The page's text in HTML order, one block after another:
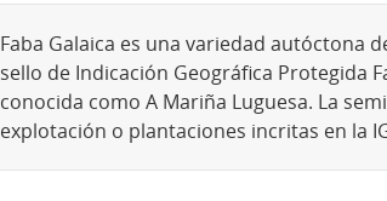
Faba Galaica es una variedad autóctona
sello de Indicación Geográfica Protegida
conocida como A Mariña Luguesa. La
explotación o plantaciones incritas en la